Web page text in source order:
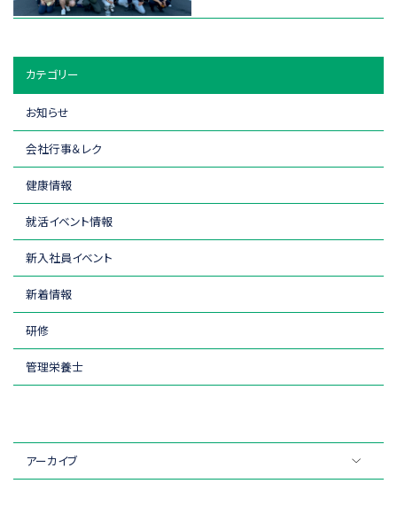
カテゴリー
お知らせ
会社行事＆レク
健康情報
就活イベント情報
新入社員イベント
新着情報
研修
管理栄養士
アーカイブ